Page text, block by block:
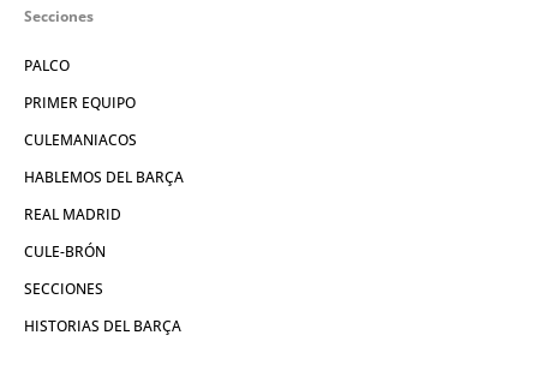
Secciones
PALCO
PRIMER EQUIPO
CULEMANIACOS
HABLEMOS DEL BARÇA
REAL MADRID
CULE-BRÓN
SECCIONES
HISTORIAS DEL BARÇA